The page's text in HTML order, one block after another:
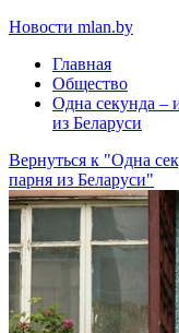
Новости mlan.by
Главная
Общество
Одна секунда –
из Беларуси
Вернуться к "Одна
парня из Беларуси"